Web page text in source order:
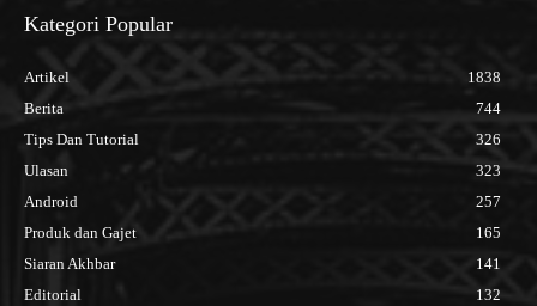
Kategori Popular
Artikel
1838
Berita
744
Tips Dan Tutorial
326
Ulasan
323
Android
257
Produk dan Gajet
165
Siaran Akhbar
141
Editorial
132